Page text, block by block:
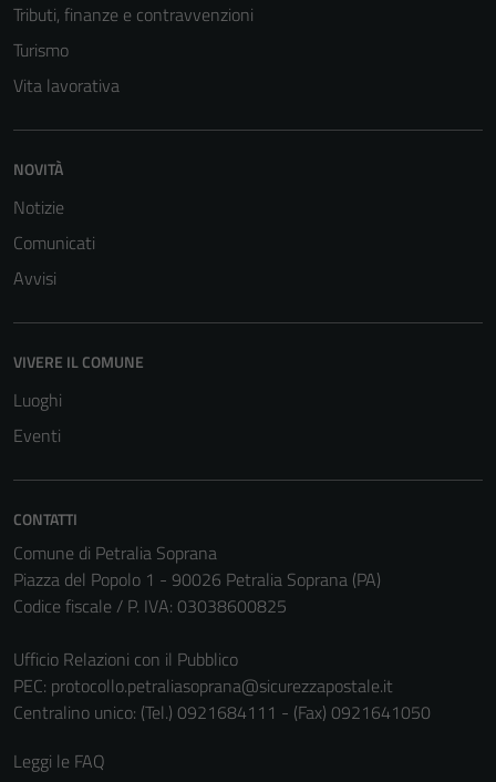
Tributi, finanze e contravvenzioni
Turismo
Vita lavorativa
NOVITÀ
Notizie
Comunicati
Avvisi
VIVERE IL COMUNE
Luoghi
Eventi
CONTATTI
Comune di Petralia Soprana
Piazza del Popolo 1 - 90026 Petralia Soprana (PA)
Codice fiscale / P. IVA: 03038600825
Ufficio Relazioni con il Pubblico
PEC: protocollo.petraliasoprana@sicurezzapostale.it
Centralino unico: (Tel.) 0921684111 - (Fax) 0921641050
Leggi le FAQ
Questi cookie